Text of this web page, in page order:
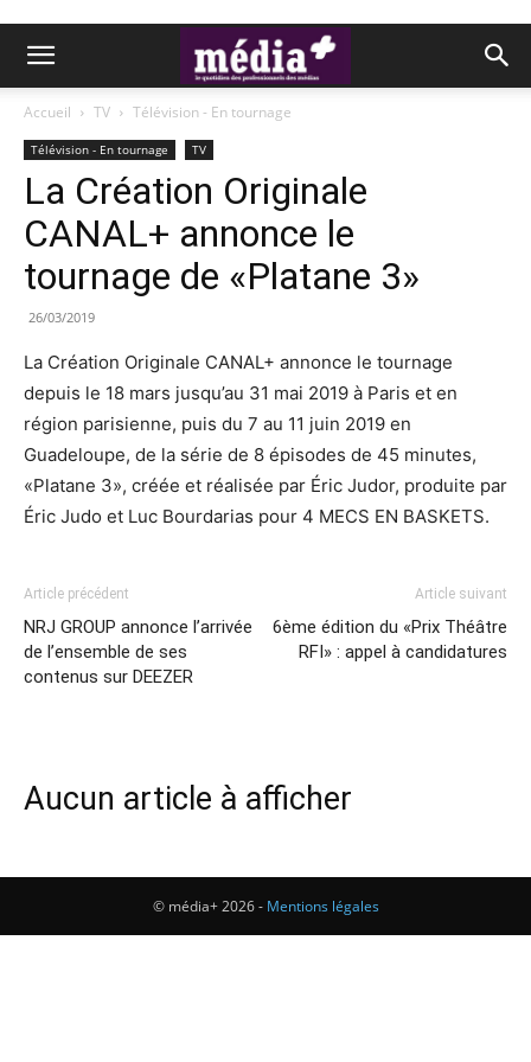
Accueil TV Télévision - En tournage
Télévision - En tournage TV
La Création Originale
CANAL+ annonce le
tournage de «Platane 3»
26/03/2019
La Création Originale CANAL+ annonce le tournage
depuis le 18 mars jusqu’au 31 mai 2019 à Paris et en
région parisienne, puis du 7 au 11 juin 2019 en
Guadeloupe, de la série de 8 épisodes de 45 minutes,
«Platane 3», créée et réalisée par Éric Judor, produite par
Éric Judo et Luc Bourdarias pour 4 MECS EN BASKETS.
Article précédent
NRJ GROUP annonce l’arrivée
de l’ensemble de ses
contenus sur DEEZER
Article suivant
6ème édition du «Prix Théâtre
RFI» : appel à candidatures
Aucun article à afficher
© média+ 2026 - Mentions légales